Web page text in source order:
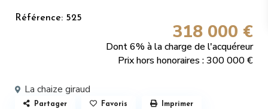
Référence: 525
318 000 €
Dont 6% à la charge de l'acquéreur
Prix hors honoraires : 300 000 €
La chaize giraud
Partager Favoris Imprimer